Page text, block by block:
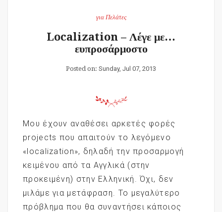
για Πελάτες
Localization – Λέγε με…
ευπροσάρμοστο
Posted on: Sunday, Jul 07, 2013
Μου έχουν αναθέσει αρκετές φορές
projects που απαιτούν το λεγόμενο
«localization», δηλαδή την προσαρμογή
κειμένου από τα Αγγλικά (στην
προκειμένη) στην Ελληνική. Όχι, δεν
μιλάμε για μετάφραση. Το μεγαλύτερο
πρόβλημα που θα συναντήσει κάποιος